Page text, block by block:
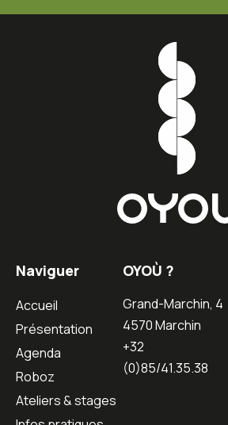
Naviguer
Accueil
Présentation
Agenda
Roboz
Ateliers & stages
OYOÙ ?
Grand-Marchin, 4
4570 Marchin
+32
(0)85/41.35.38